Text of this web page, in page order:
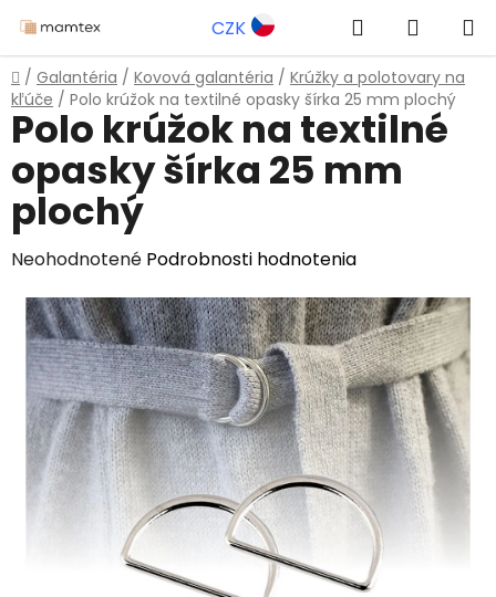
na
obsah
CZK Hľadať
KOŠÍK
Domov
/ Galantéria / Kovová galantéria / Krúžky a polotovary na
kľúče / Polo krúžok na textilné opasky šírka 25 mm plochý
Polo krúžok na textilné
opasky šírka 25 mm
plochý
Priemerné
produktu
0,0
hviezdičiek.
Neohodnotené Podrobnosti hodnotenia